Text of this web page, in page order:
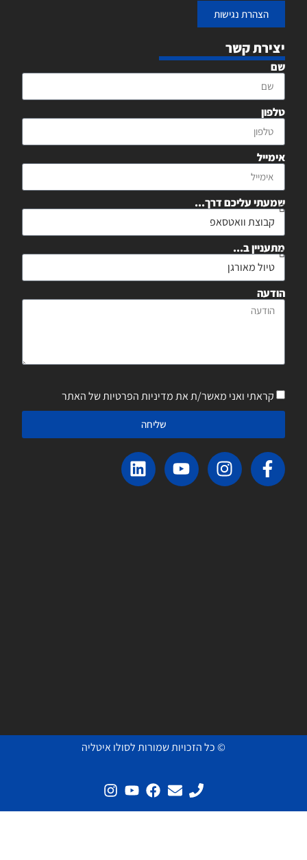
הצהרת נגישות
יצירת קשר
שם
טלפון
אימייל
שמעתי עליכם דרך...
מתעניין ב...
הודעה
קראתי ואני מאשר/ת את מדיניות הפרטיות של האתר
שליחה
© כל הזכויות שמורות לסולו איטליה